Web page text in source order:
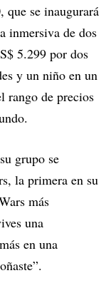
que se inaugurará
inmersiva de dos
5.299 por dos
y un niño en un
rango de precios
grupo se
la primera en su
más
una
en una